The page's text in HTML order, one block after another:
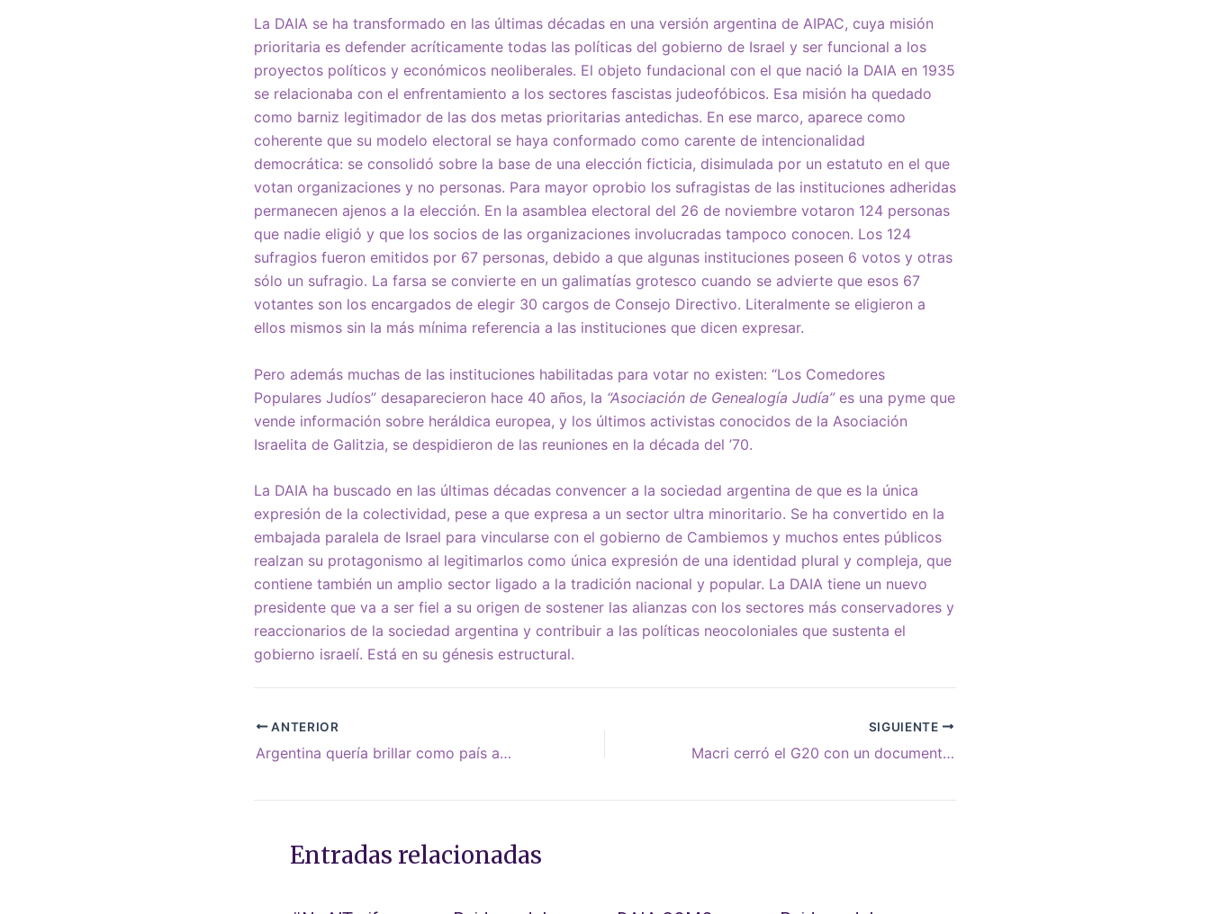
La DAIA se ha transformado en las últimas décadas en una versión argentina de AIPAC, cuya misión
prioritaria es defender acríticamente todas las políticas del gobierno de Israel y ser funcional a los
proyectos políticos y económicos neoliberales. El objeto fundacional con el que nació la DAIA en 1935
se relacionaba con el enfrentamiento a los sectores fascistas judeofóbicos. Esa misión ha quedado
como barniz legitimador de las dos metas prioritarias antedichas. En ese marco, aparece como
coherente que su modelo electoral se haya conformado como carente de intencionalidad
democrática: se consolidó sobre la base de una elección ficticia, disimulada por un estatuto en el que
votan organizaciones y no personas. Para mayor oprobio los sufragistas de las instituciones adheridas
permanecen ajenos a la elección. En la asamblea electoral del 26 de noviembre votaron 124 personas
que nadie eligió y que los socios de las organizaciones involucradas tampoco conocen. Los 124
sufragios fueron emitidos por 67 personas, debido a que algunas instituciones poseen 6 votos y otras
sólo un sufragio. La farsa se convierte en un galimatías grotesco cuando se advierte que esos 67
votantes son los encargados de elegir 30 cargos de Consejo Directivo. Literalmente se eligieron a
ellos mismos sin la más mínima referencia a las instituciones que dicen expresar.
Pero además muchas de las instituciones habilitadas para votar no existen: “Los Comedores
Populares Judíos” desaparecieron hace 40 años, la “Asociación de Genealogía Judía”es una pyme que
vende información sobre heráldica europea, y los últimos activistas conocidos de la Asociación
Israelita de Galitzia, se despidieron de las reuniones en la década del ’70.
La DAIA ha buscado en las últimas décadas convencer a la sociedad argentina de que es la única
expresión de la colectividad, pese a que expresa a un sector ultra minoritario. Se ha convertido en la
embajada paralela de Israel para vincularse con el gobierno de Cambiemos y muchos entes públicos
realzan su protagonismo al legitimarlos como única expresión de una identidad plural y compleja, que
contiene también un amplio sector ligado a la tradición nacional y popular. La DAIA tiene un nuevo
presidente que va a ser fiel a su origen de sostener las alianzas con los sectores más conservadores y
reaccionarios de la sociedad argentina y contribuir a las políticas neocoloniales que sustenta el
gobierno israelí. Está en su génesis estructural.
ANTERIOR
Argentina quería brillar como país anfitrión pero la crisis ensombrece la Cumbre del G20
SIGUIENTE
Macri cerró el G20 con un documento flojo y la vista en 2019
Entradas relacionadas